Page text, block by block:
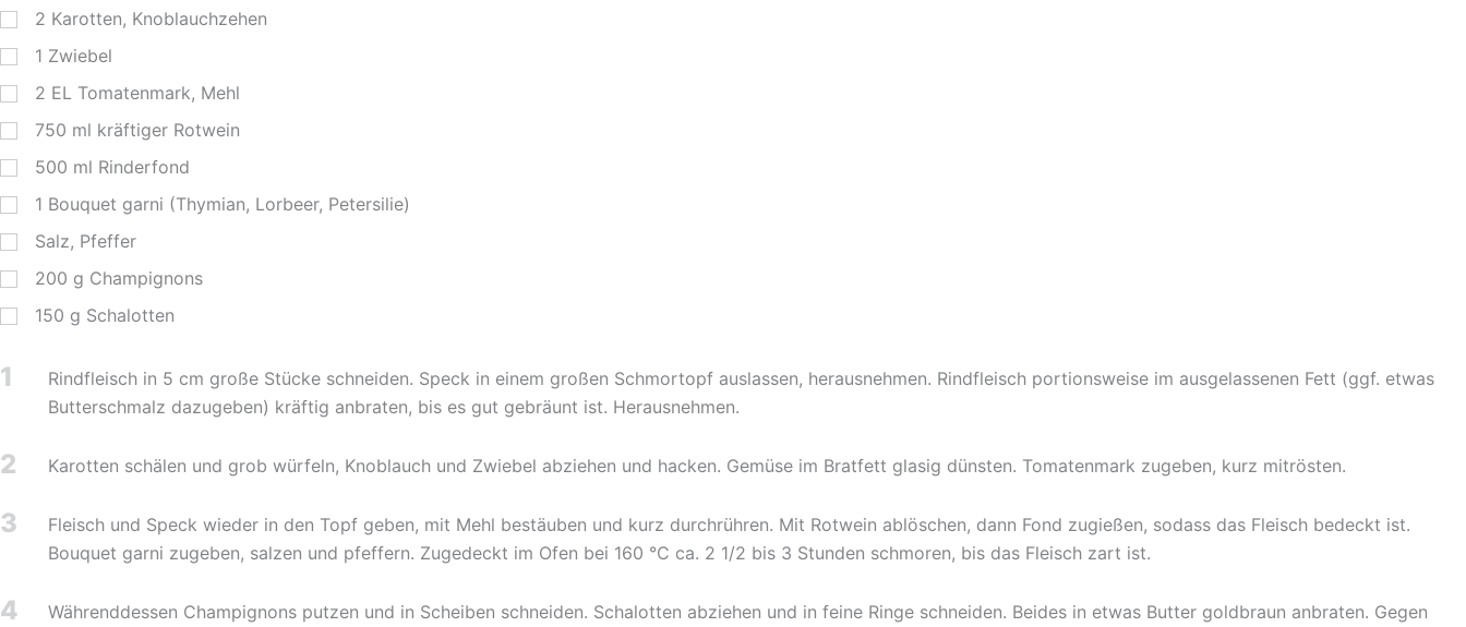
2 Karotten, Knoblauchzehen
1 Zwiebel
2 EL Tomatenmark, Mehl
750 ml kräftiger Rotwein
500 ml Rinderfond
1 Bouquet garni (Thymian, Lorbeer, Petersilie)
Salz, Pfeffer
200 g Champignons
150 g Schalotten
1
Rindfleisch in 5 cm große Stücke schneiden. Speck in einem großen Schmortopf auslassen, herausnehmen. Rindfleisch portionsweise im ausgelassenen Fett (ggf. etwas
Butterschmalz dazugeben) kräftig anbraten, bis es gut gebräunt ist. Herausnehmen.
2 Karotten schälen und grob würfeln, Knoblauch und Zwiebel abziehen und hacken. Gemüse im Bratfett glasig dünsten. Tomatenmark zugeben, kurz mitrösten.
3
Fleisch und Speck wieder in den Topf geben, mit Mehl bestäuben und kurz durchrühren. Mit Rotwein ablöschen, dann Fond zugießen, sodass das Fleisch bedeckt ist.
Bouquet garni zugeben, salzen und pfeffern. Zugedeckt im Ofen bei 160 °C ca. 2 1/2 bis 3 Stunden schmoren, bis das Fleisch zart ist.
4
Währenddessen Champignons putzen und in Scheiben schneiden. Schalotten abziehen und in feine Ringe schneiden. Beides in etwas Butter goldbraun anbraten. Gegen